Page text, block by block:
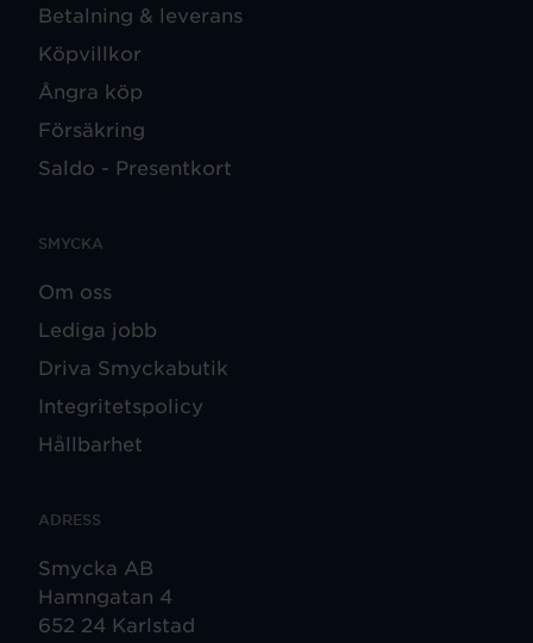
Betalning & leverans
Köpvillkor
Ångra köp
Försäkring
Saldo - Presentkort
SMYCKA
Om oss
Lediga jobb
Driva Smyckabutik
Integritetspolicy
Hållbarhet
ADRESS
Smycka AB
Hamngatan 4
652 24 Karlstad